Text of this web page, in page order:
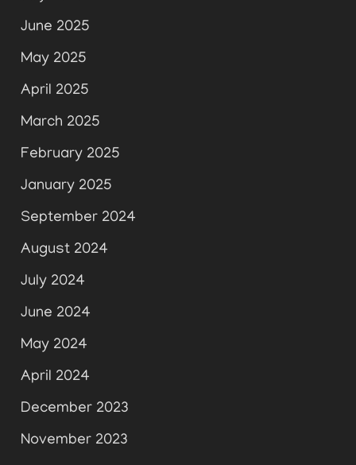
June 2025
May 2025
April 2025
March 2025
February 2025
January 2025
September 2024
August 2024
July 2024
June 2024
May 2024
April 2024
December 2023
November 2023